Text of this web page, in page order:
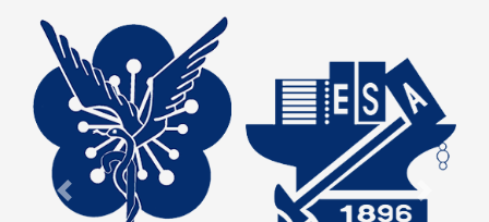
資料調閱申請
管理者登入
Previous Next